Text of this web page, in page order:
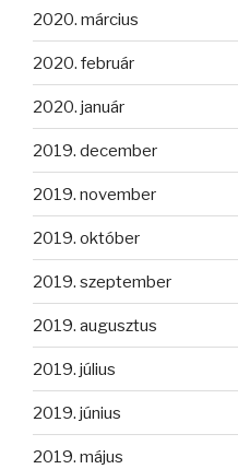
2020. március
2020. február
2020. január
2019. december
2019. november
2019. október
2019. szeptember
2019. augusztus
2019. július
2019. június
2019. május